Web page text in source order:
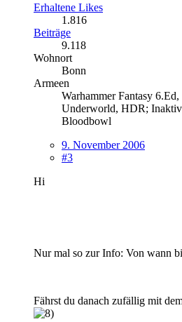
Erhaltene Likes
1.816
Beiträge
9.118
Wohnort
Bonn
Armeen
Warhammer Fantasy
Underworld, HDR;
Bloodbowl
9. November 2006
#3
Hi
Nur mal so zur Info: Von wann
Fährst du danach zufällig mit